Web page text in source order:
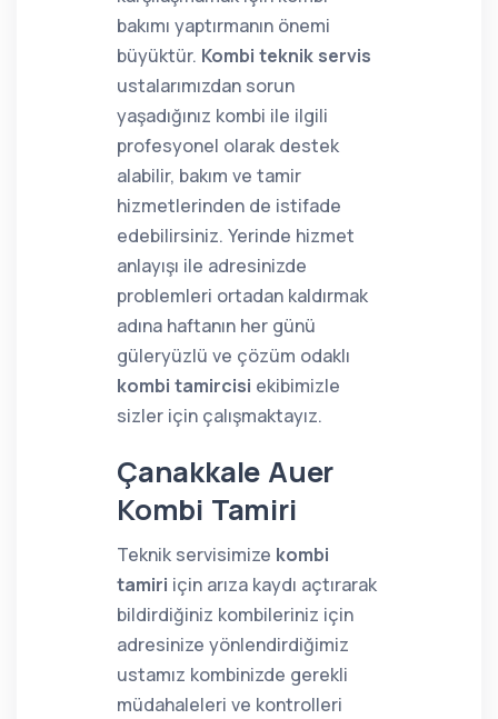
bakımı yaptırmanın önemi
büyüktür. Kombi teknik servis
ustalarımızdan sorun
yaşadığınız kombi ile ilgili
profesyonel olarak destek
alabilir, bakım ve tamir
hizmetlerinden de istifade
edebilirsiniz. Yerinde hizmet
anlayışı ile adresinizde
problemleri ortadan kaldırmak
adına haftanın her günü
güleryüzlü ve çözüm odaklı
kombi tamircisi ekibimizle
sizler için çalışmaktayız.
Çanakkale Auer
Kombi Tamiri
Teknik servisimize kombi
tamiri için arıza kaydı açtırarak
bildirdiğiniz kombileriniz için
adresinize yönlendirdiğimiz
ustamız kombinizde gerekli
müdahaleleri ve kontrolleri